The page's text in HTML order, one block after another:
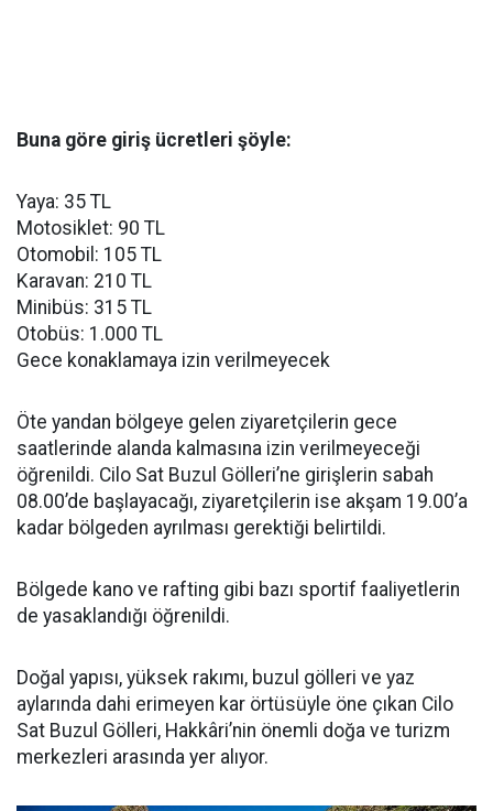
Buna göre giriş ücretleri şöyle:
Yaya: 35 TL
Motosiklet: 90 TL
Otomobil: 105 TL
Karavan: 210 TL
Minibüs: 315 TL
Otobüs: 1.000 TL
Gece konaklamaya izin verilmeyecek
Öte yandan bölgeye gelen ziyaretçilerin gece
saatlerinde alanda kalmasına izin verilmeyeceği
öğrenildi. Cilo Sat Buzul Gölleri’ne girişlerin sabah
08.00’de başlayacağı, ziyaretçilerin ise akşam 19.00’a
kadar bölgeden ayrılması gerektiği belirtildi.
Bölgede kano ve rafting gibi bazı sportif faaliyetlerin
de yasaklandığı öğrenildi.
Doğal yapısı, yüksek rakımı, buzul gölleri ve yaz
aylarında dahi erimeyen kar örtüsüyle öne çıkan Cilo
Sat Buzul Gölleri, Hakkâri’nin önemli doğa ve turizm
merkezleri arasında yer alıyor.